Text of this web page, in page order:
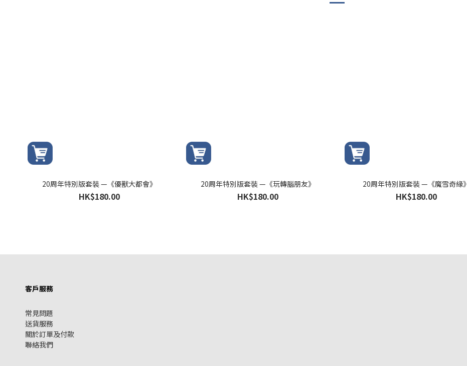
20周年特別版套裝 —《優獸大都會》
HK$180.00
20周年特別版套裝 —《玩轉腦朋友》
HK$180.00
20周年特別版套裝 —《魔雪奇緣》
HK$180.00
客戶服務
常見問題
送貨服務
關於訂單及付款
聯絡我們